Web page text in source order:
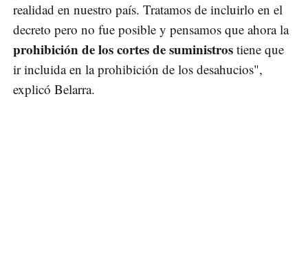
realidad en nuestro país. Tratamos de incluirlo en el
decreto pero no fue posible y pensamos que ahora la
prohibición de los cortes de suministros tiene que
ir incluida en la prohibición de los desahucios",
explicó Belarra.